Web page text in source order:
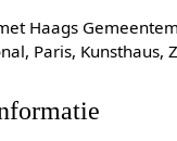
Haags
Paris, Kunsthaus,